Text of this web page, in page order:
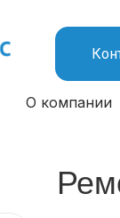
О компании